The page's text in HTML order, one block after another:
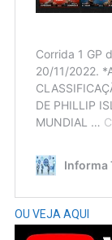
OU VEJA AQUI